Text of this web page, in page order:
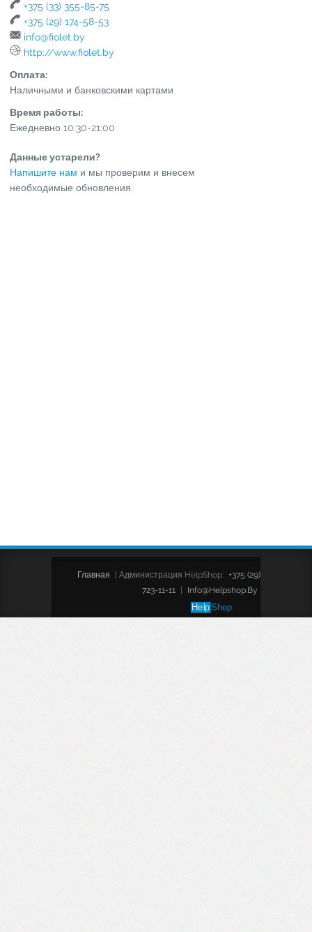
+375 (33) 355-85-75
+375 (29) 174-58-53
info@fiolet.by
http://www.fiolet.by
Оплата:
Наличными и банковскими картами
Время работы:
Ежедневно 10:30-21:00
Данные устарели?
Напишите нам и мы проверим и внесем
необходимые обновления.
Главная | Администрация HelpShop: +375 (29)
723-11-11
| Info@helpshop.by